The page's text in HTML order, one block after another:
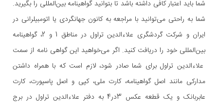
شما باید اعتبار کافی داشته باشد تا بتوانید گواهینامه بین‌المللی را بگیرید.
شما به راحتی می‌توانید با مراجعه به کانون جهانگردی یا اتومبیلرانی در
ایران و شرکت گردشگری علاءالدین تراول در مناطق 1 و 2، گواهینامه
بین‌المللی خود را دریافت کنید. اگر می‌خواهید این گواهی نامه از سمت
علاءالدین تراول برای شما صادر شود، لازم است که با همراه داشتن
مدارکی مانند اصل گواهینامه، کارت ملی، کپی و اصل پاسپورت، کارت
عابربانک و یک قطعه عکس 3در4 به دفتر علاءالدین تراول در برج